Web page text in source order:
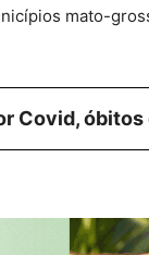
mato-
Covid,